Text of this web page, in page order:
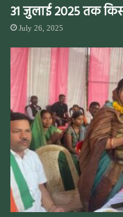
31 जुलाई 2025 तक
July 26, 2025